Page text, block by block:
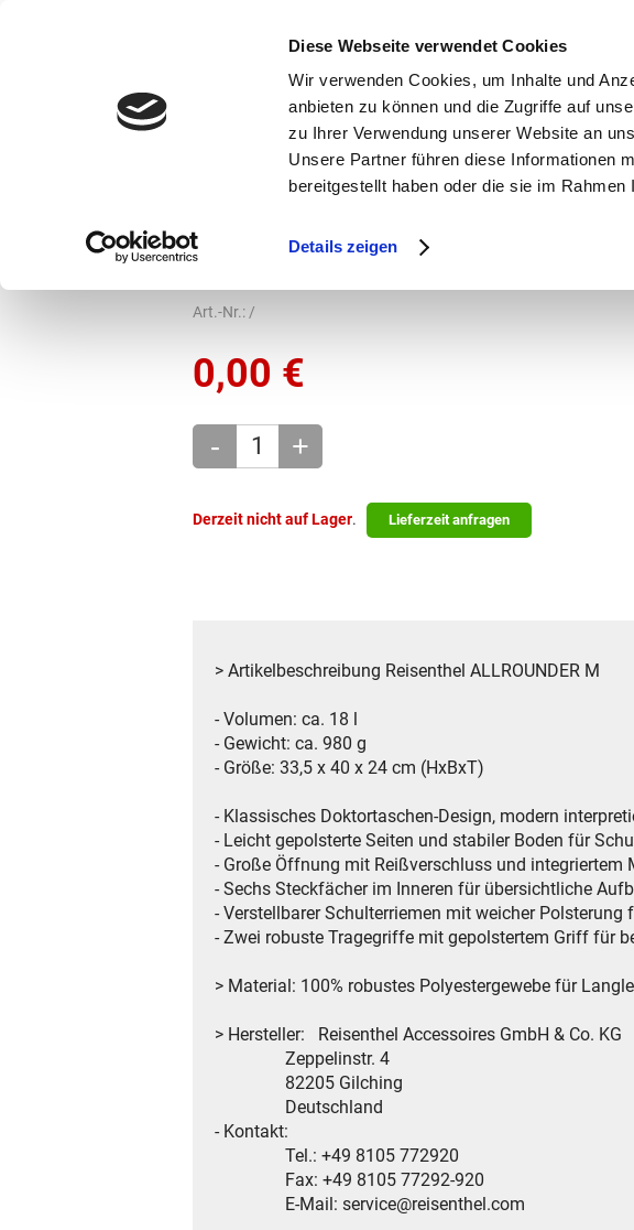
Diese Webseite verwendet Cookies
Wir verwenden Cookies, um Inhalte und
anbieten zu können und die Zugriffe auf
zu Ihrer Verwendung unserer Website an
Unsere Partner führen diese Informationen
bereitgestellt haben oder die sie im
Details zeigen
bestellen und ausdrucken
3 x täglich an
Art.-Nr.:/
0,00 €
- +
Derzeit nicht auf Lager. Lieferzeit anfragen
> Artikelbeschreibung Reisenthel ALLROUNDER M
- Volumen: ca. 18 l
- Gewicht: ca. 980 g
- Größe: 33,5 x 40 x 24 cm (HxBxT)
- Klassisches Doktortaschen-Design, modern
- Leicht gepolsterte Seiten und stabiler Boden für
- Große Öffnung mit Reißverschluss und integriertem
- Sechs Steckfächer im Inneren für übersichtliche
- Verstellbarer Schulterriemen mit weicher Polsterung
- Zwei robuste Tragegriffe mit gepolstertem Griff für
> Material: 100% robustes Polyestergewebe für
> Hersteller: Reisenthel Accessoires GmbH & Co. KG
Zeppelinstr. 4
82205 Gilching
Deutschland
- Kontakt:
Tel.: +49 8105 772920
Fax: +49 8105 77292-920
E-Mail: service@reisenthel.com